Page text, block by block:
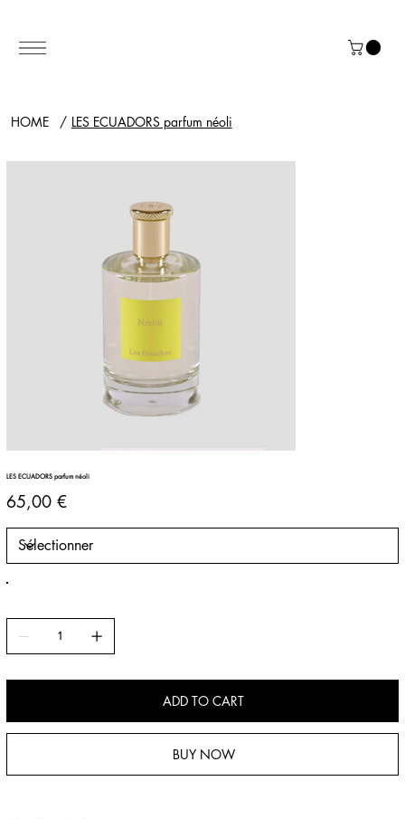
HOME / LES ECUADORS parfum néoli
LES ECUADORS parfum néoli
Prix
65,00 €
ADD TO CART
BUY NOW